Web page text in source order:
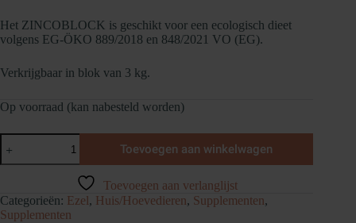
Het ZINCOBLOCK is geschikt voor een ecologisch dieet
volgens EG-ÖKO 889/2018 en 848/2021 VO (EG).
Verkrijgbaar in blok van 3 kg.
Op voorraad (kan nabesteld worden)
Animalix
ZINCOBLOCK
liksteen
Toevoegen aan winkelwagen
Toevoegen aan verlanglijst
Categorieën: Ezel, Huis/Hoevedieren, Supplementen,
Supplementen